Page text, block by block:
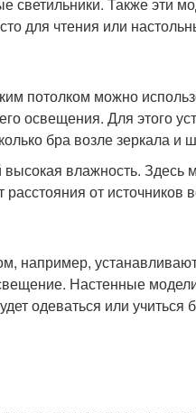
для чтения или
потолком можно
освещения. Для этого
бра возле зеркала и
влажность. Здесь
от источников
например,
Настенные
одеваться или учиться